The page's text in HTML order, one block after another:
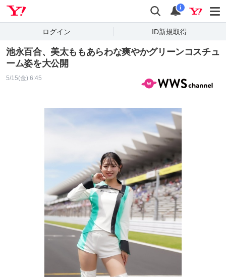
検索 通知
i
ログイン ID新規取得
池永百合、美太ももあらわな爽やかグリーンコスチュ
ーム姿を大公開
5/15(金) 6:45